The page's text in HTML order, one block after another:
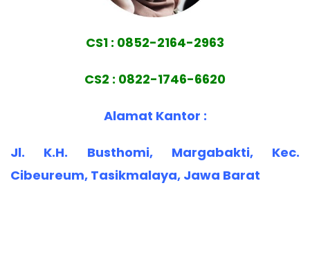
CS1 : 0852-2164-2963
CS2 : 0822-1746-6620
Alamat Kantor :
Jl. K.H. Busthomi, Margabakti, Kec.
Cibeureum, Tasikmalaya, Jawa Barat